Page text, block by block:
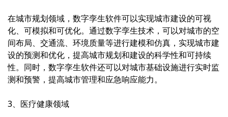
在城市规划领域，数字孪生软件可以实现城市建设的可视
化、可模拟和可优化。通过数字孪生技术，可以对城市的空
间布局、交通流、环境质量等进行建模和仿真，实现城市建
设的预测和优化，提高城市规划和建设的科学性和可持续
性。同时，数字孪生软件还可以对城市基础设施进行实时监
测和预警，提高城市管理和应急响应能力。
3、医疗健康领域